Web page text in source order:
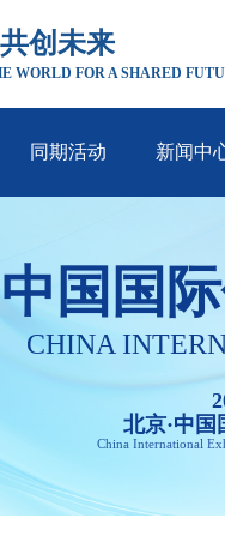
创未来
WORLD FOR A SHARED
同期活动 新闻中
中国国
CHINA
北京·中
China International